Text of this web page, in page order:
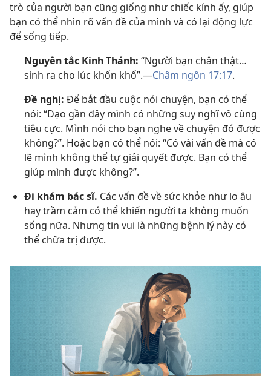
trò của người bạn cũng giống như chiếc kính ấy, giúp
bạn có thể nhìn rõ vấn đề của mình và có lại động lực
để sống tiếp.
Nguyên tắc Kinh Thánh: “Người bạn chân thật…
sinh ra cho lúc khốn khổ”.—Châm ngôn 17:17.
Đề nghị: Để bắt đầu cuộc nói chuyện, bạn có thể
nói: “Dạo gần đây mình có những suy nghĩ vô cùng
tiêu cực. Mình nói cho bạn nghe về chuyện đó được
không?”. Hoặc bạn có thể nói: “Có vài vấn đề mà có
lẽ mình không thể tự giải quyết được. Bạn có thể
giúp mình được không?”.
Đi khám bác sĩ. Các vấn đề về sức khỏe như lo âu
hay trầm cảm có thể khiến người ta không muốn
sống nữa. Nhưng tin vui là những bệnh lý này có
thể chữa trị được.